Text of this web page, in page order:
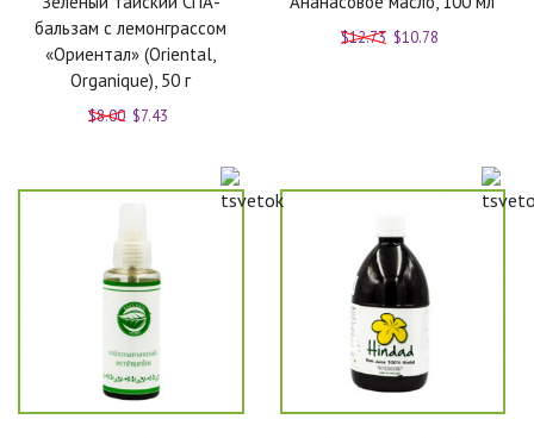
бальзам с лемонграссом
«Ориентал» (Oriental,
Organique), 50 г
$8.00 $7.43
$12.73 $10.78